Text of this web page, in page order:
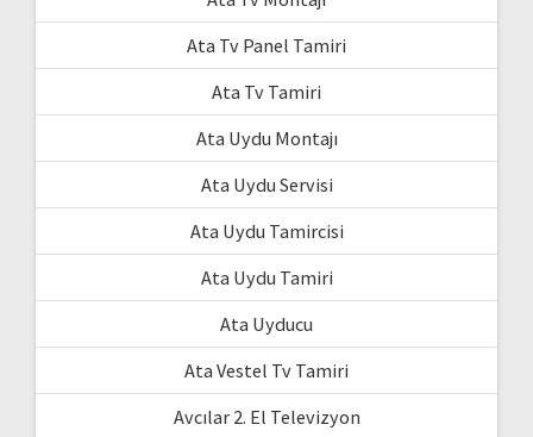
Ata Tv Panel Tamiri
Ata Tv Tamiri
Ata Uydu Montajı
Ata Uydu Servisi
Ata Uydu Tamircisi
Ata Uydu Tamiri
Ata Uyducu
Ata Vestel Tv Tamiri
Avcılar 2. El Televizyon